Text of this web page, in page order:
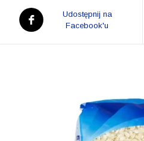
Opens
in
Udostępnij na
Facebook'u